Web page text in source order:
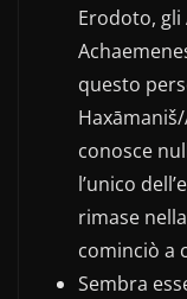
Erodoto, gli
questo
conosce
l’unico
rimase
cominciò a
Sembra